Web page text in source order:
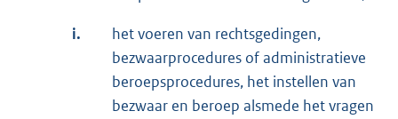
i.
het voeren van rechtsgedingen,
bezwaarprocedures of administratieve
beroepsprocedures, het instellen van
bezwaar en beroep alsmede het vragen